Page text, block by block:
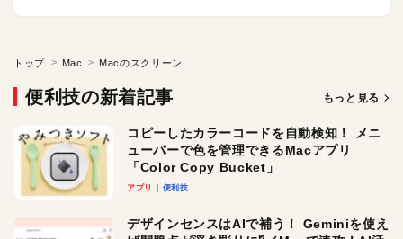
トップ Mac
便利技の新着記事 もっと見る
コピーしたカラーコードを自動検知！ メニ
ューバーで色を管理できるMacアプリ
「Color Copy Bucket」
アプリ 便利技
デザインセンスはAIで補う！ Geminiを使え